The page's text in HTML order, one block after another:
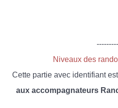
Niveaux des
Cette partie avec identifiant est
aux accompagnateurs